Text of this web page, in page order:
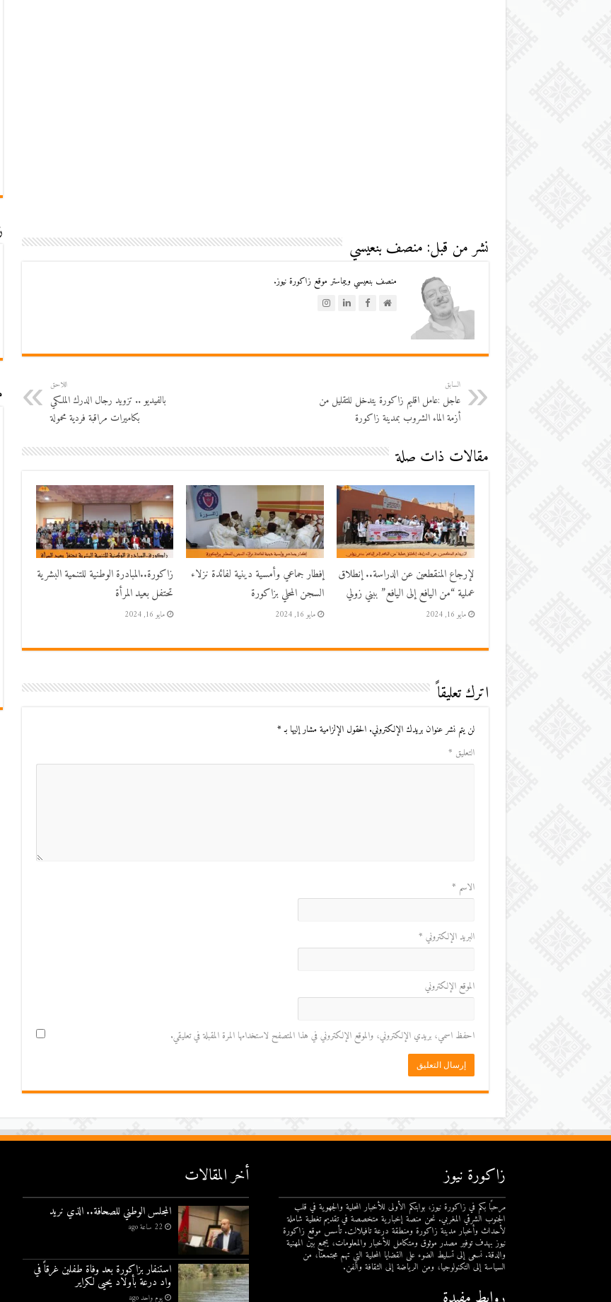
نشر من قبل: منصف بنعيسي
منصف بنعيسي ويبماستر موقع زاكورة نيوز.
السابق
عاجل :عامل اقليم زاكورة يتدخل للتقليل من
أزمة الماء الشروب بمدينة زاكورة
اللاحق
بالفيديو .. تزويد رجال الدرك الملكي
بكاميرات مراقبة فردية محمولة
مقالات ذات صلة
لإرجاع المنقطعين عن الدراسة.. إنطلاق
عملية “من اليافع إلى اليافع” ببني زولي
مايو 16, 2024
إفطار جماعي وأمسية دينية لفائدة نزلاء
السجن المحلي بزاكورة
مايو 16, 2024
زاكورة..المبادرة الوطنية للتنمية البشرية
تحتفل بعيد المرأة
مايو 16, 2024
اترك تعليقاً
لن يتم نشر عنوان بريدك الإلكتروني. الحقول الإلزامية مشار إليها بـ*
التعليق *
الاسم *
البريد الإلكتروني *
الموقع الإلكتروني
احفظ اسمي، بريدي الإلكتروني، والموقع الإلكتروني في هذا المتصفح لاستخدامها المرة المقبلة في تعليقي.
زاكورة نيوز
مرحبًا بكم في زاكورة نيوز، بوابتكم الأولى للأخبار المحلية والجهوية في قلب
الجنوب الشرقي المغربي. نحن منصة إخبارية متخصصة في تقديم تغطية شاملة
لأحداث وأخبار مدينة زاكورة ومنطقة درعة تافيلالت. تأسس موقع زاكورة
نيوز بهدف توفير مصدر موثوق ومتكامل للأخبار والمعلومات، يجمع بين المهنية
والدقة. نسعى إلى تسليط الضوء على القضايا المحلية التي تهم مجتمعنا، من
السياسة إلى التكنولوجيا، ومن الرياضة إلى الثقافة والفن.
أخر المقالات
المجلس الوطني للصحافة.. الذي نريد
22 ساعة ago
استنفار بزاكورة بعد وفاة طفلين غرقاً في
واد درعة بأولاد يحيى لكراير
يوم واحد ago